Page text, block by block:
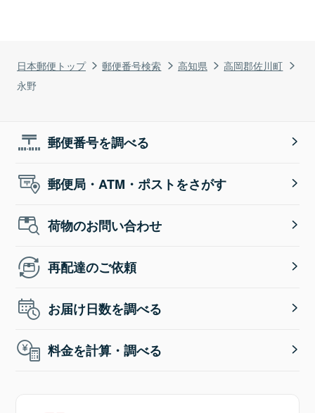
日本郵便トップ 郵便番号検索 高知県
高岡郡佐川町
永野
郵便番号を調べる
郵便局・ATM・ポストをさがす
荷物のお問い合わせ
再配達のご依頼
お届け日数を調べる
料金を計算・調べる